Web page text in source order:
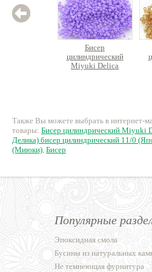
Бисер
цилиндрический
Miyuki Delica
Также Вы можете выбрать в интернет-
товары: Бисер цилиндрический Miyuki
Делика) бисер цилиндрический 11/0
(Миюки), Бисер
Популярные
Эпоксидная смола
Бусины из натуральных
Не темнеющая фурнитура